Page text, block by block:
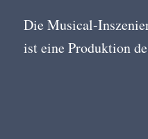
Die Musical-
ist eine Produktion